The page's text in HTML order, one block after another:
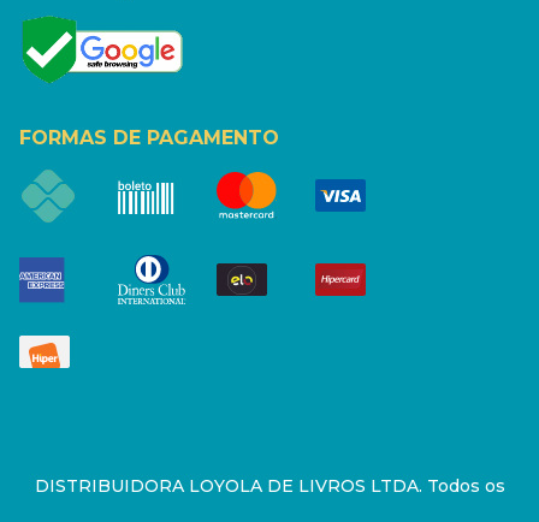
FORMAS DE PAGAMENTO
DISTRIBUIDORA LOYOLA DE LIVROS LTDA. Todos os